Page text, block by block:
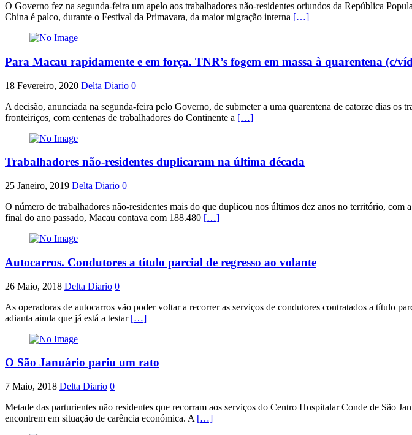
O Governo fez na segunda-feira um apelo aos trabalhadores não-residentes oriundos da República
China é palco, durante o Festival da Primavara, da maior migração interna […]
Para Macau rapidamente e em força. TNR’s fogem em massa à quarentena (c/
18 Fevereiro, 2020 Delta Diario 0
A decisão, anunciada na segunda-feira pelo Governo, de submeter a uma quarentena de catorze dias
fronteiriços, com centenas de trabalhadores do Continente a […]
Trabalhadores não-residentes duplicaram na última década
25 Janeiro, 2019 Delta Diario 0
O número de trabalhadores não-residentes mais do que duplicou nos últimos dez anos no território,
final do ano passado, Macau contava com 188.480 […]
Autocarros. Condutores a título parcial de regresso ao volante
26 Maio, 2018 Delta Diario 0
As operadoras de autocarros vão poder voltar a recorrer as serviços de condutores contratados a título
adianta ainda que já está a testar […]
O São Januário pariu um rato
7 Maio, 2018 Delta Diario 0
Metade das parturientes não residentes que recorram aos serviços do Centro Hospitalar Conde de São
encontrem em situação de carência económica. A […]